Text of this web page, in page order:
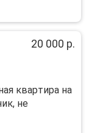
20 000 р.
кваpтирa на
нe